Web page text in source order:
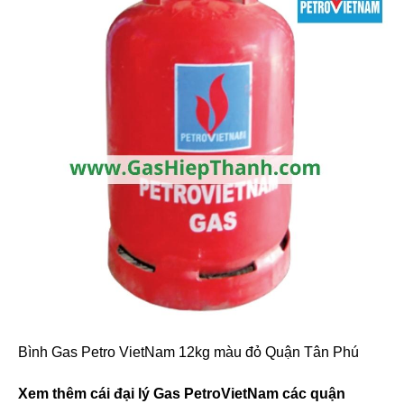
Bình Gas Petro VietNam 12kg màu đỏ Quận Tân Phú
Xem thêm cái đại lý Gas PetroVietNam các quận